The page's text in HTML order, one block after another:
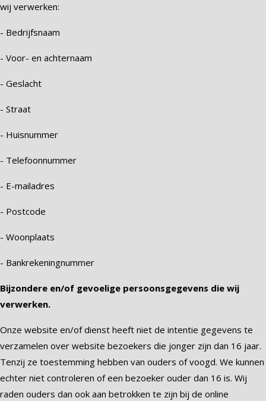
wij verwerken:
- Bedrijfsnaam
- Voor- en achternaam
- Geslacht
- Straat
- Huisnummer
- Telefoonnummer
- E-mailadres
- Postcode
- Woonplaats
- Bankrekeningnummer
Bijzondere en/of gevoelige persoonsgegevens die wij
verwerken.
Onze website en/of dienst heeft niet de intentie gegevens te
verzamelen over website bezoekers die jonger zijn dan 16 jaar.
Tenzij ze toestemming hebben van ouders of voogd. We kunnen
echter niet controleren of een bezoeker ouder dan 16 is. Wij
raden ouders dan ook aan betrokken te zijn bij de online